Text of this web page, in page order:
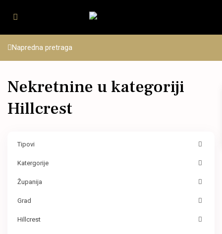
Napredna pretraga
Nekretnine u kategoriji
Hillcrest
Tipovi
Katergorije
Županija
Grad
Hillcrest